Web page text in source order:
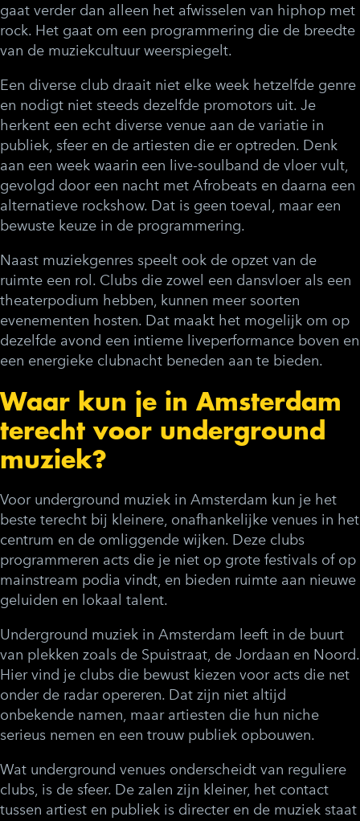
gaat verder dan alleen het afwisselen van hiphop met
rock. Het gaat om een programmering die de breedte
van de muziekcultuur weerspiegelt.
Een diverse club draait niet elke week hetzelfde genre
en nodigt niet steeds dezelfde promotors uit. Je
herkent een echt diverse venue aan de variatie in
publiek, sfeer en de artiesten die er optreden. Denk
aan een week waarin een live-soulband de vloer vult,
gevolgd door een nacht met Afrobeats en daarna een
alternatieve rockshow. Dat is geen toeval, maar een
bewuste keuze in de programmering.
Naast muziekgenres speelt ook de opzet van de
ruimte een rol. Clubs die zowel een dansvloer als een
theaterpodium hebben, kunnen meer soorten
evenementen hosten. Dat maakt het mogelijk om op
dezelfde avond een intieme liveperformance boven en
een energieke clubnacht beneden aan te bieden.
Waar kun je in Amsterdam
terecht voor underground
muziek?
Voor underground muziek in Amsterdam kun je het
beste terecht bij kleinere, onafhankelijke venues in het
centrum en de omliggende wijken. Deze clubs
programmeren acts die je niet op grote festivals of op
mainstream podia vindt, en bieden ruimte aan nieuwe
geluiden en lokaal talent.
Underground muziek in Amsterdam leeft in de buurt
van plekken zoals de Spuistraat, de Jordaan en Noord.
Hier vind je clubs die bewust kiezen voor acts die net
onder de radar opereren. Dat zijn niet altijd
onbekende namen, maar artiesten die hun niche
serieus nemen en een trouw publiek opbouwen.
Wat underground venues onderscheidt van reguliere
clubs, is de sfeer. De zalen zijn kleiner, het contact
tussen artiest en publiek is directer en de muziek staat